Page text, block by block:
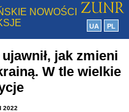
NOWOŚCI
UA PL
jak zmieni
W tle wielkie
2022